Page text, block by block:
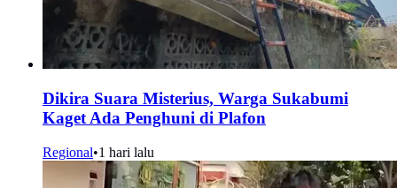
Dikira Suara Misterius, Warga Sukabumi
Kaget Ada Penghuni di Plafon
Regional•1 hari lalu